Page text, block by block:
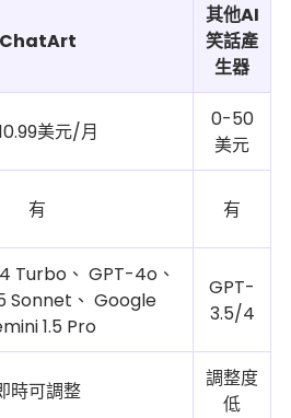
ChatArt
其他AI
笑話產
生器
美元/月
0-50
美元
有 有
Turbo、 GPT-4o、
Sonnet、 Google
1.5 Pro
GPT-
3.5/4
時可調整
調整度
低